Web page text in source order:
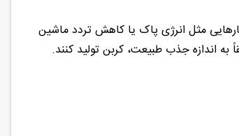
مثل انرژی پاک یا کاهش تردد ماشین
اندازه جذب طبیعت، کربن تولید کنند.